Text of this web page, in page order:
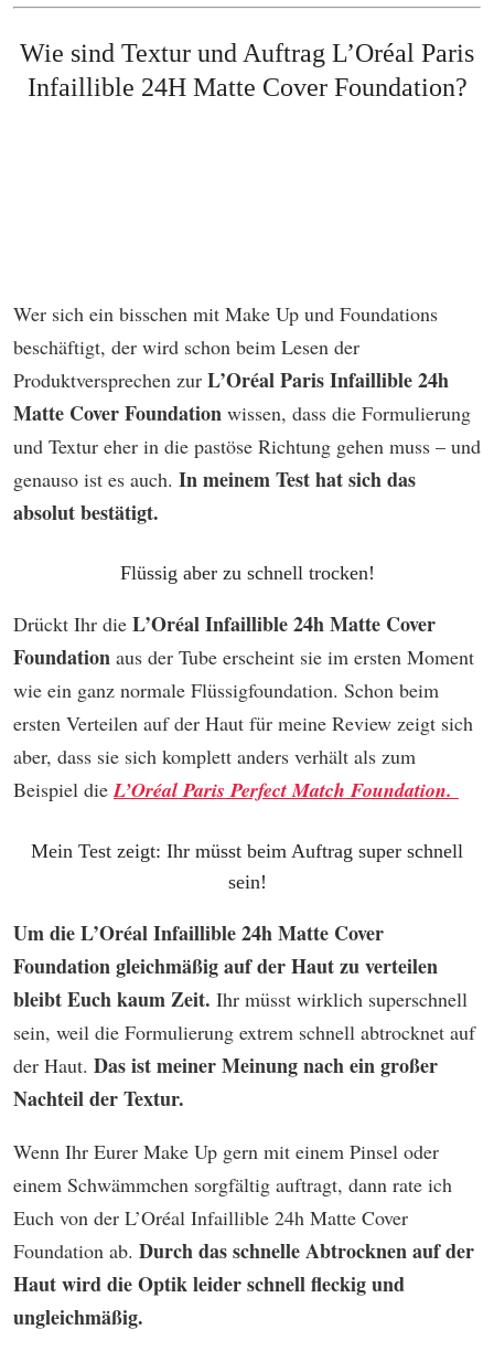
Wie sind Textur und Auftrag L’Oréal Paris
Infaillible 24H Matte Cover Foundation?
Wer sich ein bisschen mit Make Up und Foundations
beschäftigt, der wird schon beim Lesen der
Produktversprechen zur L’Oréal Paris Infaillible 24h
Matte Cover Foundation wissen, dass die Formulierung
und Textur eher in die pastöse Richtung gehen muss – und
genauso ist es auch. In meinem Test hat sich das
absolut bestätigt.
Flüssig aber zu schnell trocken!
Drückt Ihr die L’Oréal Infaillible 24h Matte Cover
Foundation aus der Tube erscheint sie im ersten Moment
wie ein ganz normale Flüssigfoundation. Schon beim
ersten Verteilen auf der Haut für meine Review zeigt sich
aber, dass sie sich komplett anders verhält als zum
Beispiel dieL’Oréal Paris Perfect Match Foundation.
Mein Test zeigt: Ihr müsst beim Auftrag super schnell
sein!
Um dieL’Oréal Infaillible 24h Matte Cover
Foundation gleichmäßig auf der Haut zu verteilen
bleibt Euch kaum Zeit. Ihr müsst wirklich superschnell
sein, weil die Formulierung extrem schnell abtrocknet auf
der Haut. Das ist meiner Meinung nach ein großer
Nachteil der Textur.
Wenn Ihr Eurer Make Up gern mit einem Pinsel oder
einem Schwämmchen sorgfältig auftragt, dann rate ich
Euch von der L’Oréal Infaillible 24h Matte Cover
Foundation ab. Durch das schnelle Abtrocknen auf der
Haut wird die Optik leider schnell fleckig und
ungleichmäßig.